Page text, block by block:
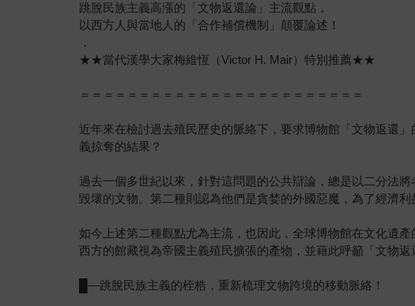
跳脫民族主義高漲的「文物返還論」主流觀點，
以西方人與當地人的「合作補償機制」顛覆論述！
．
★★當代漢學大家梅維恆（Victor H. Mair）特別推薦★★
＝＝＝＝＝＝＝＝＝＝＝＝＝＝＝＝＝＝＝＝＝＝＝＝
近年來在檢討過去殖民歷史的脈絡下，要求博物館「文物返還
義掠奪的結果？
過去一個多世紀以來，針對這問題的公共辯論，總是以二分法
毀壞的文物。第二種則認為他們是貪婪的外國惡魔，為了經濟利
如今上述第二種觀點尤為主流，也因此，全球博物館在文化遺
西方的館藏視為帝國主義殖民擴張的產物，並藉此呼籲「文物返
█—跳脫民族主義的桎梏，重新梳理文物跨境的移動脈絡！